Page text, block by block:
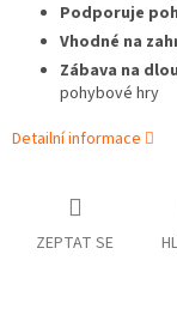
Podporuje
Vhodné na
Zábava na
pohybové hry
Detailní informace
ZEPTAT SE